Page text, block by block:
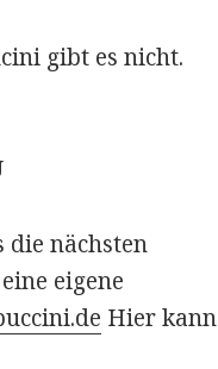
gibt es nicht.
die nächsten
eigene
Hier kann